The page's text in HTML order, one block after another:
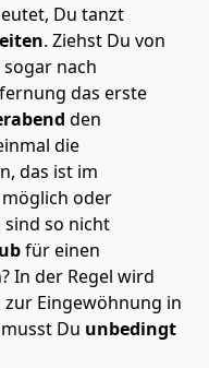
Du tanzt
. Ziehst Du von
nach
das erste
den
die
das ist im
oder
so nicht
für einen
In der Regel wird
Eingewöhnung in
Du unbedingt